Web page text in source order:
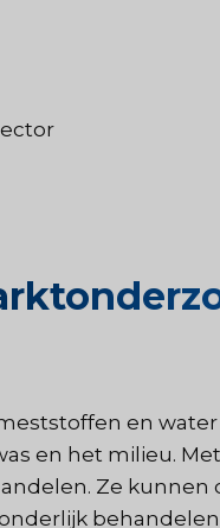
en
en het milieu.
Ze